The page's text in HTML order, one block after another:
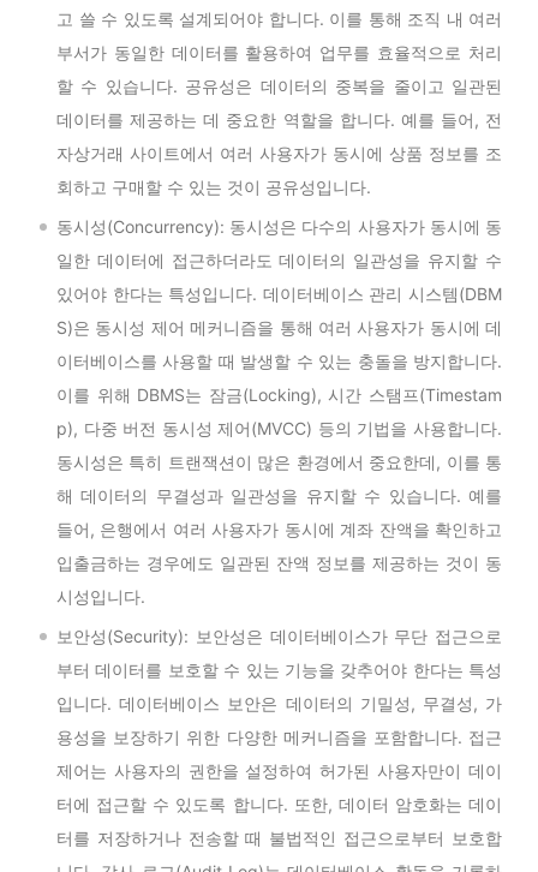
고 쓸 수 있도록 설계되어야 합니다. 이를 통해 조직 내 여러
부서가 동일한 데이터를 활용하여 업무를 효율적으로 처리
할 수 있습니다. 공유성은 데이터의 중복을 줄이고 일관된
데이터를 제공하는 데 중요한 역할을 합니다. 예를 들어, 전
자상거래 사이트에서 여러 사용자가 동시에 상품 정보를 조
회하고 구매할 수 있는 것이 공유성입니다.
동시성(Concurrency): 동시성은 다수의 사용자가 동시에 동
일한 데이터에 접근하더라도 데이터의 일관성을 유지할 수
있어야 한다는 특성입니다. 데이터베이스 관리 시스템(DBM
S)은 동시성 제어 메커니즘을 통해 여러 사용자가 동시에 데
이터베이스를 사용할 때 발생할 수 있는 충돌을 방지합니다.
이를 위해 DBMS는 잠금(Locking), 시간 스탬프(Timestam
p), 다중 버전 동시성 제어(MVCC) 등의 기법을 사용합니다.
동시성은 특히 트랜잭션이 많은 환경에서 중요한데, 이를 통
해 데이터의 무결성과 일관성을 유지할 수 있습니다. 예를
들어, 은행에서 여러 사용자가 동시에 계좌 잔액을 확인하고
입출금하는 경우에도 일관된 잔액 정보를 제공하는 것이 동
시성입니다.
보안성(Security): 보안성은 데이터베이스가 무단 접근으로
부터 데이터를 보호할 수 있는 기능을 갖추어야 한다는 특성
입니다. 데이터베이스 보안은 데이터의 기밀성, 무결성, 가
용성을 보장하기 위한 다양한 메커니즘을 포함합니다. 접근
제어는 사용자의 권한을 설정하여 허가된 사용자만이 데이
터에 접근할 수 있도록 합니다. 또한, 데이터 암호화는 데이
터를 저장하거나 전송할 때 불법적인 접근으로부터 보호합